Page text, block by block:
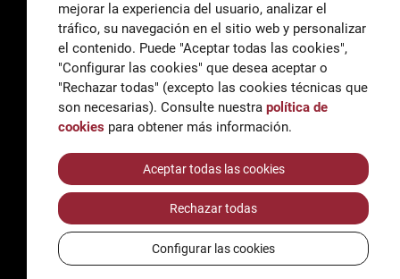
General
correu@escoladeltreball.org
Información
informacio@escoladeltreball.org
Trámites de secretaría
AccessibilidadAviso legal y Política de Privacidad
Política de cookies
Créditos
mejorar la experiencia del usuario, analizar el
tráfico, su navegación en el sitio web y personalizar
el contenido. Puede "Aceptar todas las cookies",
"Configurar las cookies" que desea aceptar o
"Rechazar todas" (excepto las cookies técnicas que
son necesarias). Consulte nuestra política de
cookies para obtener más información.
Aceptar todas las cookies
Rechazar todas
Configurar las cookies